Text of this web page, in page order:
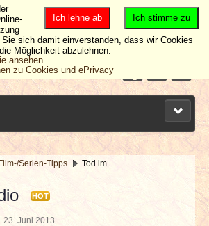
Film-/Serien-Tipps
Tod im
HOT
23. Juni 2013
Ich stimme zu
Ich lehne ab
sich damit einverstanden, dass wir Cookies
Möglichkeit abzulehnen.
ansehen
zu Cookies und ePrivacy